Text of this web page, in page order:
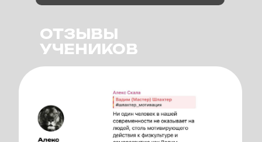
ОТЗЫВЫ
УЧЕНИКОВ